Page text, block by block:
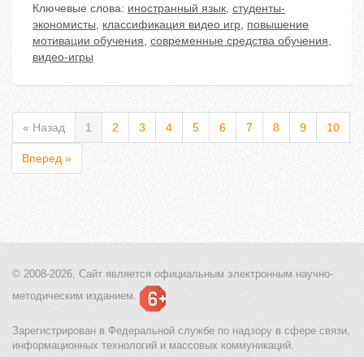
Ключевые слова: иностранный язык, студенты-
экономисты, классификация видео игр, повышение
мотивации обучения, современные средства обучения,
видео-игры
« Назад 1 2 3 4 5 6 7 8 9 10
Вперед »
© 2008-2026, Сайт является официальным электронным научно-
методическим изданием.
Зарегистрирован в Федеральной службе по надзору в сфере связи,
информационных технологий и массовых коммуникаций.